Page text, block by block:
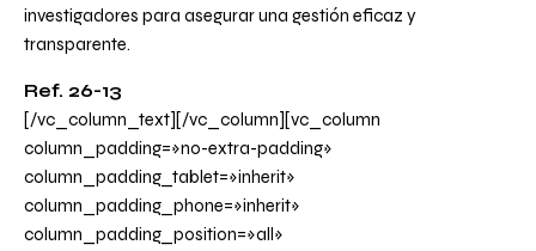
investigadores para asegurar una gestión eficaz y
transparente.
Ref. 26-13
[/vc_column_text][/vc_column][vc_column
column_padding=»no-extra-padding»
column_padding_tablet=»inherit»
column_padding_phone=»inherit»
column_padding_position=»all»